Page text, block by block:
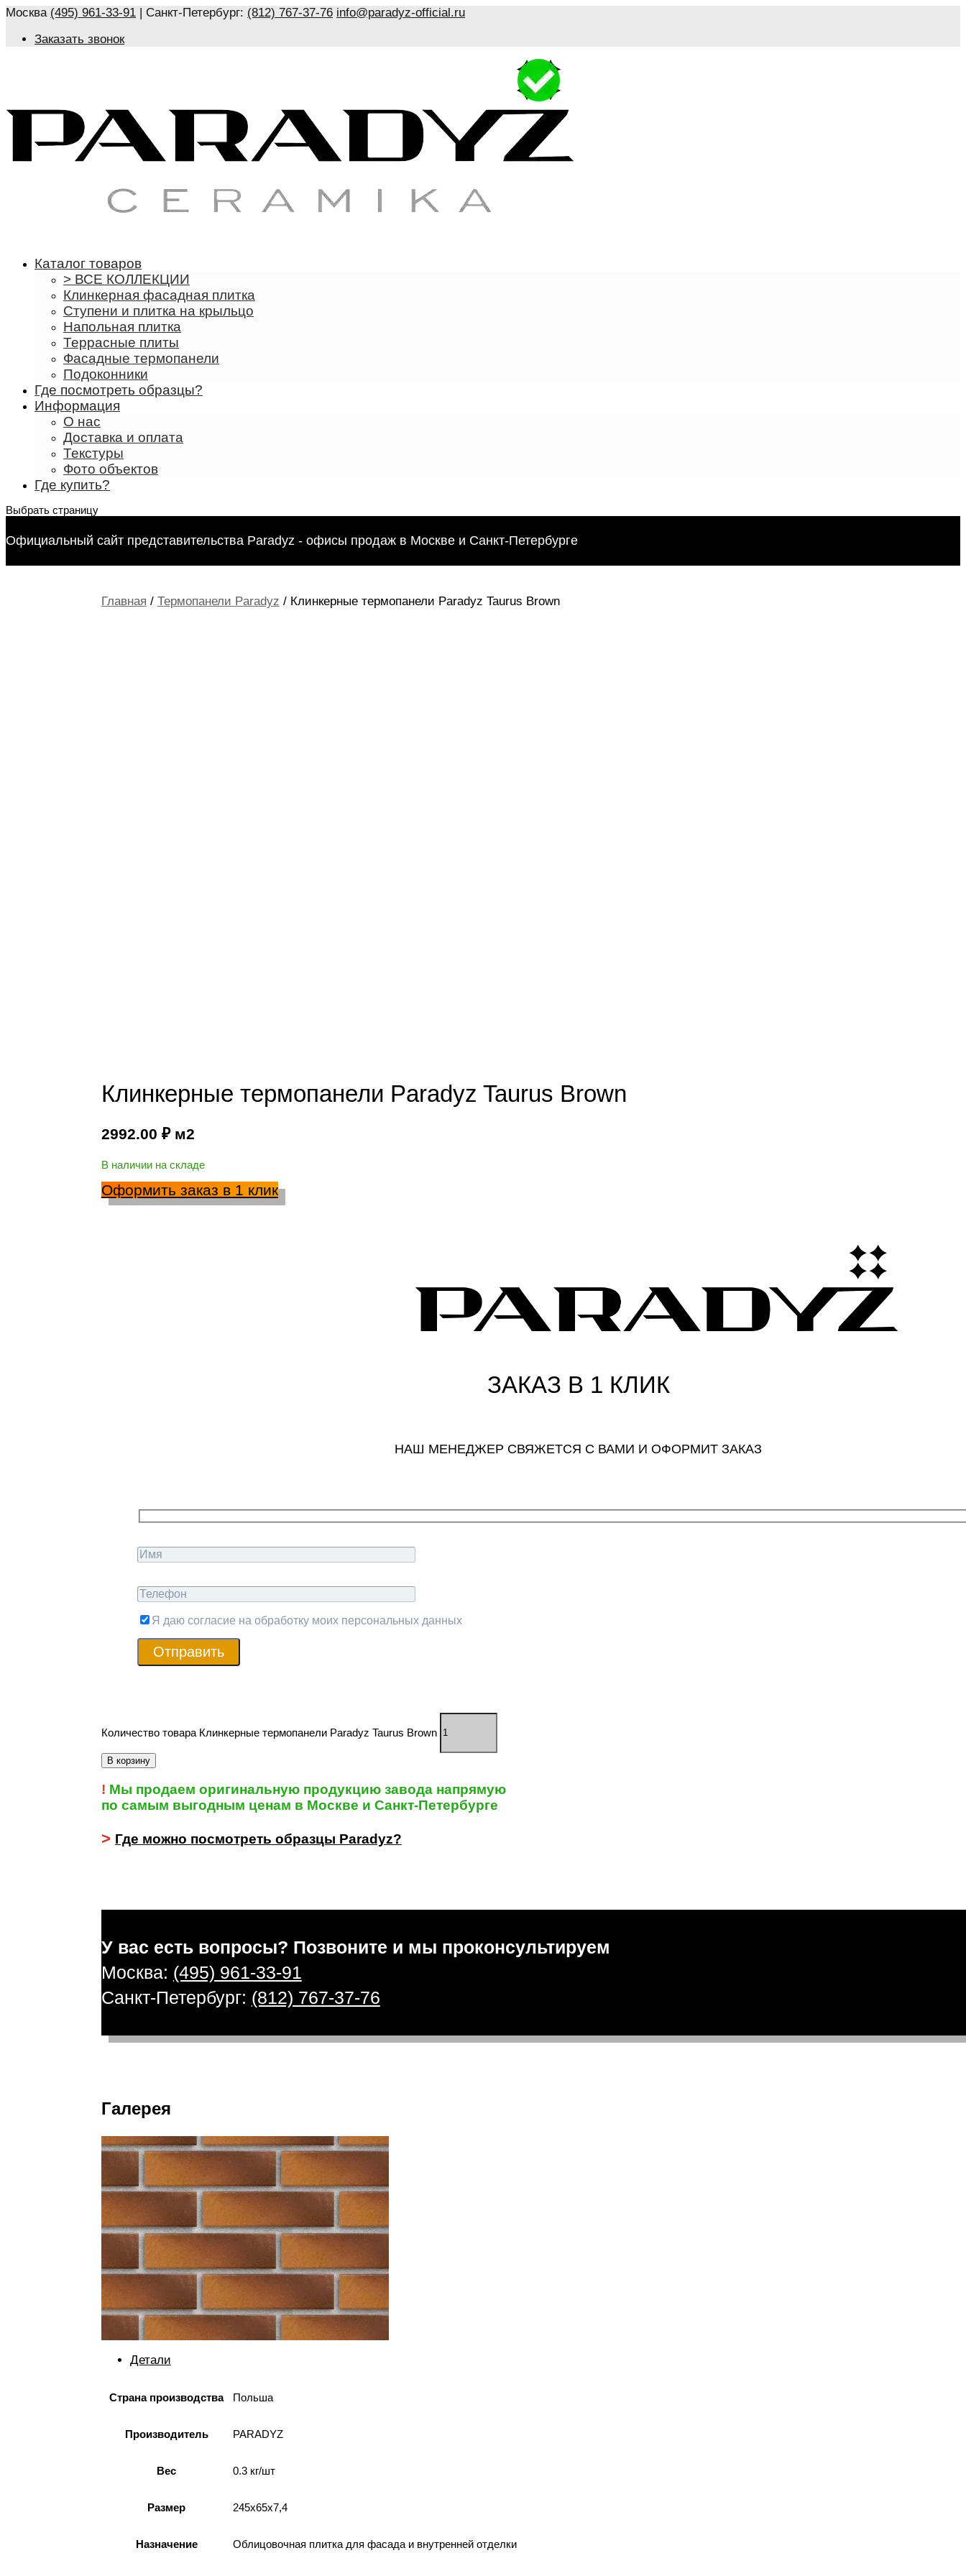
Москва (495) 961-33-91 | Санкт-Петербург: (812) 767-37-76 info@paradyz-official.ru
Заказать звонок
Каталог товаров
> ВСЕ КОЛЛЕКЦИИ
Клинкерная фасадная плитка
Ступени и плитка на крыльцо
Напольная плитка
Террасные плиты
Фасадные термопанели
Подоконники
Где посмотреть образцы?
Информация
О нас
Доставка и оплата
Текстуры
Фото объектов
Где купить?
Выбрать страницу
Официальный сайт представительства Paradyz - офисы продаж в Москве и Санкт-Петербурге
Главная / Термопанели Paradyz / Клинкерные термопанели Paradyz Taurus Brown
Клинкерные термопанели Paradyz Taurus Brown
2992.00 ₽ м2
В наличии на складе
Оформить заказ в 1 клик
ЗАКАЗ В 1 КЛИК
НАШ МЕНЕДЖЕР СВЯЖЕТСЯ С ВАМИ И ОФОРМИТ ЗАКАЗ
Я даю согласие на обработку моих персональных данных
Отправить
Количество товара Клинкерные термопанели Paradyz Taurus Brown
В корзину
! Мы продаем оригинальную продукцию завода напрямую
по самым выгодным ценам в Москве и Санкт-Петербурге
> Где можно посмотреть образцы Paradyz?
У вас есть вопросы? Позвоните и мы проконсультируем
Москва: (495) 961-33-91
Санкт-Петербург: (812) 767-37-76
Галерея
Детали
Страна производства Польша
Производитель PARADYZ
Вес 0.3 кг/шт
Размер 245x65x7,4
Назначение Облицовочная плитка для фасада и внутренней отделки